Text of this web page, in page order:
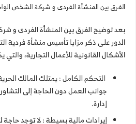
الفرق بين المنشأة الفردى و شركة الشخص
بعد توضيح الفرق بين المنشأة الفردى و
الدور على ذكر مزايا تأسيس منشأة فردية
الأشكال القانونية للأعمال التجارية،
التحكم الكامل : يمتلك المالك
جوانب العمل دون الحاجة إلى
إدارة.
إيرادات مالية بسيطة : لا توجد حاجة